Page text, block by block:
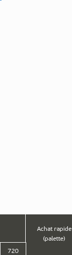
Achat rapide
(palette)
720